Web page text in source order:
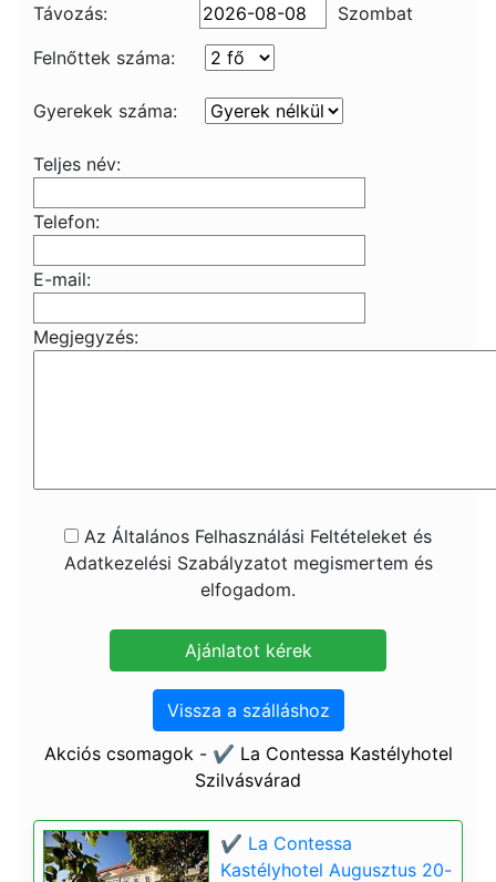
Távozás:
Szombat
Felnőttek száma:
Gyerekek száma:
Teljes név:
Telefon:
E-mail:
Megjegyzés:
Az Általános Felhasználási Feltételeket és
Adatkezelési Szabályzatot megismertem és
elfogadom.
Vissza a szálláshoz
Akciós csomagok - ✔️ La Contessa Kastélyhotel
Szilvásvárad
✔️ La Contessa
Kastélyhotel Augusztus 20-